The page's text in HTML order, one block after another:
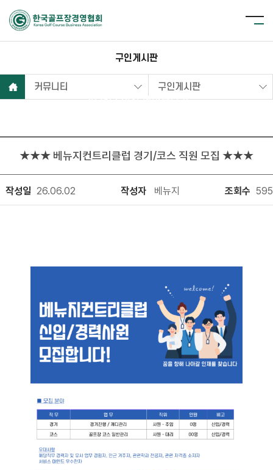
구인게시판
2025년 이전 데이터보기
커뮤니티 구인게시판
★★★ 베뉴지컨트리클럽 경기/코스 직원 모집 ★★★
작성일 26.06.02 작성자 베뉴지 조회수 595